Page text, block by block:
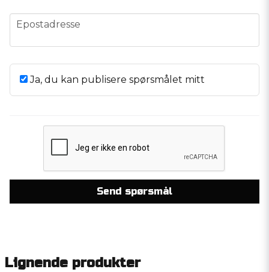
email
Epostadresse
Ja, du kan publisere spørsmålet mitt
Send spørsmål
Lignende produkter